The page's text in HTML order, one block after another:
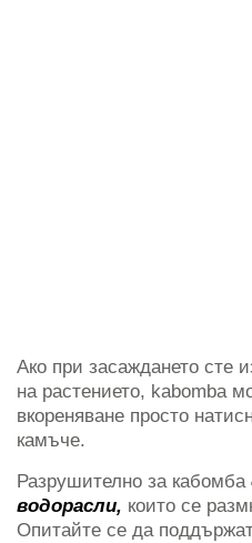
Ако при засаждането сте
на растението, kabomba
вкореняване просто
камъче.
Разрушително за кабомба
водорасли, които се
Опитайте се да